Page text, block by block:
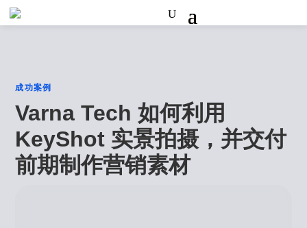
成功案例
Varna Tech 如何利用
KeyShot 实景拍摄，并交付
前期制作营销素材